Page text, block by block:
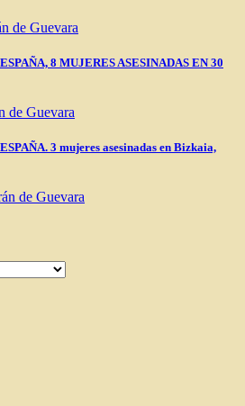
de Guevara
8 MUJERES ASESINADAS EN 30
de Guevara
3 mujeres asesinadas en Bizkaia,
de Guevara